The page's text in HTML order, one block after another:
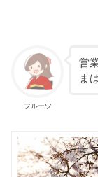
フルーツ
営
ま